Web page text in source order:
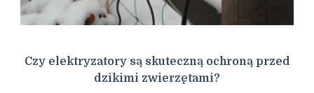
Czy elektryzatory są skuteczną ochroną przed
dzikimi zwierzętami?